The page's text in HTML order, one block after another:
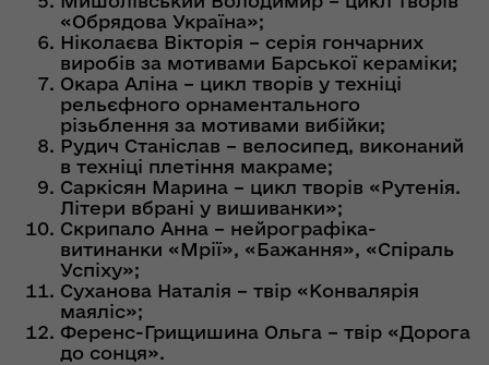
«Обрядова Україна»;
Ніколаєва Вікторія – серія гончарних
виробів за мотивами Барської кераміки;
Окара Аліна – цикл творів у техніці
рельєфного орнаментального
різьблення за мотивами вибійки;
Рудич Станіслав – велосипед, виконаний
в техніці плетіння макраме;
Саркісян Марина – цикл творів «Рутенія.
Літери вбрані у вишиванки»;
Скрипало Анна – нейрографіка-
витинанки «Мрії», «Бажання», «Спіраль
Успіху»;
Суханова Наталія – твір «Конвалярія
маяліс»;
Ференс-Грищишина Ольга – твір «Дорога
до сонця».